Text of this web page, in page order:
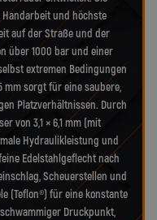
und höchste
auf der Straße und der
über 1000 bar und einer
extremen Bedingungen
mm sorgt für eine saubere,
Platzverhältnissen. Durch
von 3,1 × 6,1 mm (mit
Hydraulikleistung und
Edelstahlgeflecht nach
Scheuerstellen und
(Teflon®) für eine konstante
Druckpunkt,